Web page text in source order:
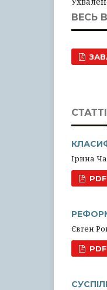
ВЕСЬ
СТАТТІ
Ірина
PDF
Євген
PDF